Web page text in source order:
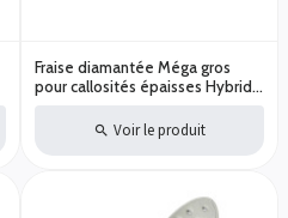
Fraise diamantée Méga gros
pour callosités épaisses Hybrid
Voir le produit